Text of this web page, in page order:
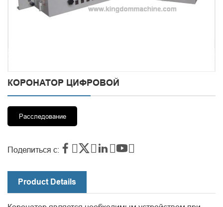
КОРОНАТОР ЦИФРОВОЙ
Расследование
Поделиться с:    
Product Details